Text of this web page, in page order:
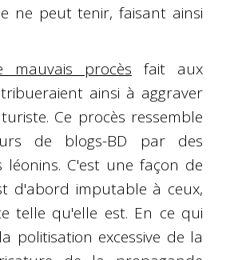
ne peut tenir, faisant ainsi
mauvais procès fait aux
ainsi à aggraver
Ce procès ressemble
de blogs-BD par des
C'est une façon de
d'abord imputable à ceux,
telle qu'elle est. En ce qui
politisation excessive de la